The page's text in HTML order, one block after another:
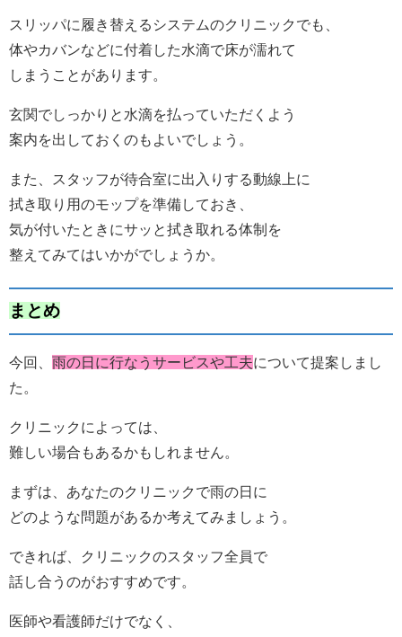
スリッパに履き替えるシステムのクリニックでも、
体やカバンなどに付着した水滴で床が濡れて
しまうことがあります。
玄関でしっかりと水滴を払っていただくよう
案内を出しておくのもよいでしょう。
また、スタッフが待合室に出入りする動線上に
拭き取り用のモップを準備しておき、
気が付いたときにサッと拭き取れる体制を
整えてみてはいかがでしょうか。
まとめ
今回、 雨の日に行なうサービスや工夫について提案しまし
た。
クリニックによっては、
難しい場合もあるかもしれません。
まずは、あなたのクリニックで雨の日に
どのような問題があるか考えてみましょう。
できれば、クリニックのスタッフ全員で
話し合うのがおすすめです。
医師や看護師だけでなく、